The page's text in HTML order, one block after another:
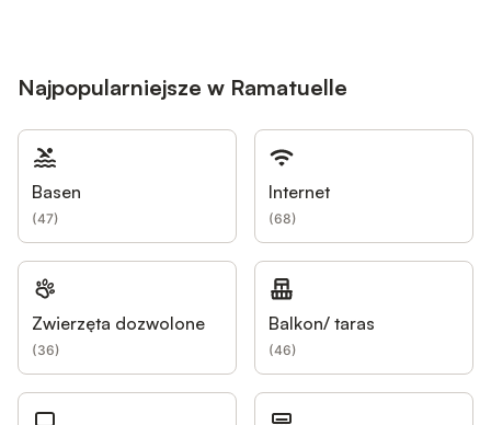
Najpopularniejsze w Ramatuelle
Basen
(47)
Internet
(68)
Zwierzęta dozwolone
(36)
Balkon/ taras
(46)